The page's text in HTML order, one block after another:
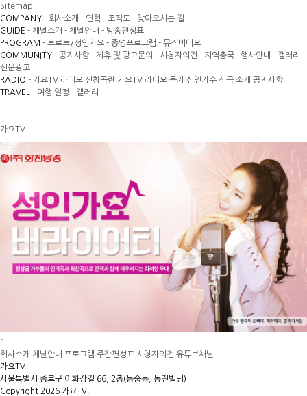
Sitemap
COMPANY - 회사소개 - 연혁 - 조직도 - 찾아오시는 길
GUIDE - 채널소개 - 채널안내 - 방송편성표
PROGRAM - 트로트/성인가요 - 종영프로그램 - 뮤직비디오
COMMUNITY - 공지사항 - 제휴 및 광고문의 - 시청자의견 - 지역총국 · 행사안내 - 갤러리 -
신문광고
RADIO - 가요TV 라디오 신청곡란 가요TV 라디오 듣기 신인가수 신곡 소개 공지사항
TRAVEL
- 여행 일정 - 갤러리
가요TV
1
회사소개 채널안내 프로그램 주간편성표 시청자의견 유튜브채널
가요TV
서울특별시 종로구 이화장길 66, 2층(동숭동, 동진빌딩)
Copyright 2026 가요TV.